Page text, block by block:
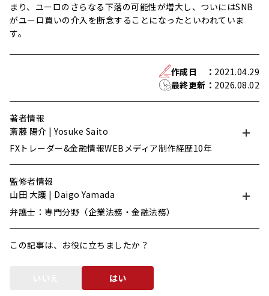
まり、ユーロのさらなる下落の可能性が増大し、ついにはSNB
がユーロ買いの介入を断念することになったといわれていま
す。
作成日 ： 2021.04.29
最終更新 ： 2026.08.02
著者情報
斎藤 陽介 | Yosuke Saito
FXトレーダー&金融情報WEBメディア制作経歴10年
監修者情報
山田 大護 | Daigo Yamada
弁護士：専門分野（企業法務・金融法務）
この記事は、お役に立ちましたか？
はい